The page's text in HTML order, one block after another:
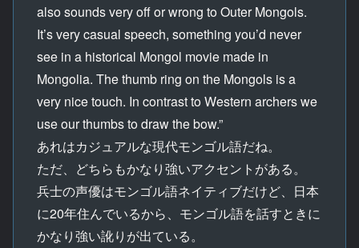
also sounds very off or wrong to Outer Mongols.
It’s very casual speech, something you’d never
see in a historical Mongol movie made in
Mongolia. The thumb ring on the Mongols is a
very nice touch. In contrast to Western archers we
use our thumbs to draw the bow.”
あれはカジュアルな現代モンゴル語だね。
ただ、どちらもかなり強いアクセントがある。
兵士の声優はモンゴル語ネイティブだけど、日本
に20年住んでいるから、モンゴル語を話すときに
かなり強い訛りが出ている。